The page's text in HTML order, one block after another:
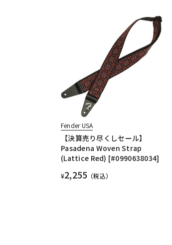
Fender USA
【決算売り尽くしセール】
Pasadena Woven Strap
(Lattice Red) [#0990638034]
¥2,255 （税込）